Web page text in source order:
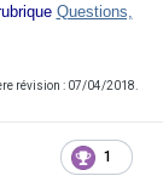
Questions,
révision : 07/04/2018.
1